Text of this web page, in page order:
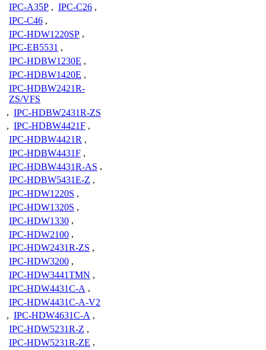
IPC-A35P , IPC-C26 ,
IPC-C46 ,
IPC-HDW1220SP ,
IPC-EB5531 ,
IPC-HDBW1230E ,
IPC-HDBW1420E ,
IPC-HDBW2421R-
ZS/VFS
, IPC-HDBW2431R-ZS
, IPC-HDBW4421F ,
IPC-HDBW4421R ,
IPC-HDBW4431F ,
IPC-HDBW4431R-AS ,
IPC-HDBW5431E-Z ,
IPC-HDW1220S ,
IPC-HDW1320S ,
IPC-HDW1330 ,
IPC-HDW2100 ,
IPC-HDW2431R-ZS ,
IPC-HDW3200 ,
IPC-HDW3441TMN ,
IPC-HDW4431C-A ,
IPC-HDW4431C-A-V2
, IPC-HDW4631C-A ,
IPC-HDW5231R-Z ,
IPC-HDW5231R-ZE ,